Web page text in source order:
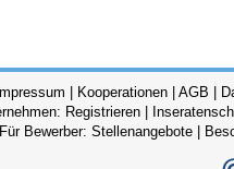
Impressum Kooperationen AGB
Registrieren
Für Bewerber: Stellenangebote